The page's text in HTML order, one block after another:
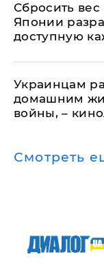
Сбросить
Японии
доступную
Украинцам
домашним
войны, –
Смотреть